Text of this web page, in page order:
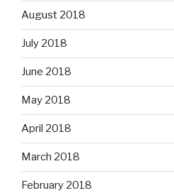
August 2018
July 2018
June 2018
May 2018
April 2018
March 2018
February 2018